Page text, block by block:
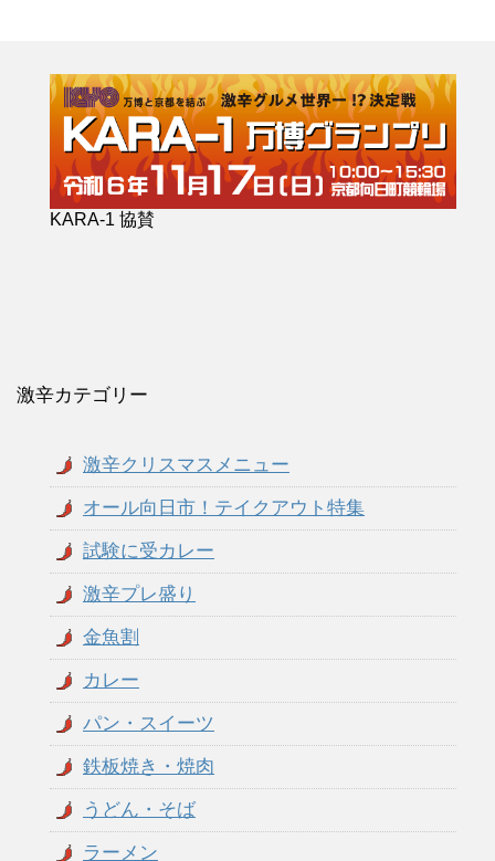
KARA-1 協賛
激辛カテゴリー
激辛クリスマスメニュー
オール向日市！テイクアウト特集
試験に受カレー
激辛プレ盛り
金魚割
カレー
パン・スイーツ
鉄板焼き・焼肉
うどん・そば
ラーメン